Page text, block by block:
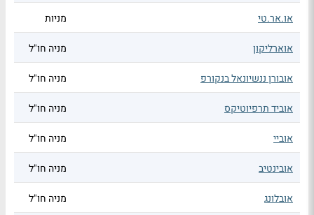
או.אר.טי מניות
אוארליקון מניה חו"ל
אובורן ננשיונאל בנקורפ מניה חו"ל
אוביד תרפיוטיקס מניה חו"ל
אוביי מניה חו"ל
אובינטיב מניה חו"ל
אובלונג מניה חו"ל